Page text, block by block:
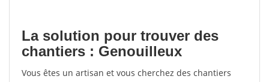
La solution pour trouver des
chantiers : Genouilleux
Vous êtes un artisan et vous cherchez des chantiers